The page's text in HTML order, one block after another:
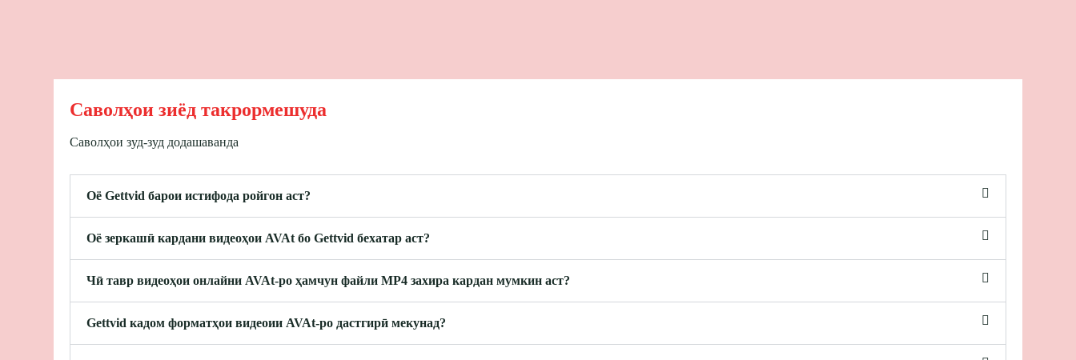
Саволҳои зиёд такрормешуда
Саволҳои зуд-зуд додашаванда
Оё Gettvid барои истифода ройгон аст?
Оё зеркашӣ кардани видеоҳои AVAt бо Gettvid бехатар аст?
Чӣ тавр видеоҳои онлайни AVAt-ро ҳамчун файли MP4 захира кардан мумкин аст?
Gettvid кадом форматҳои видеоии AVAt-ро дастгирӣ мекунад?